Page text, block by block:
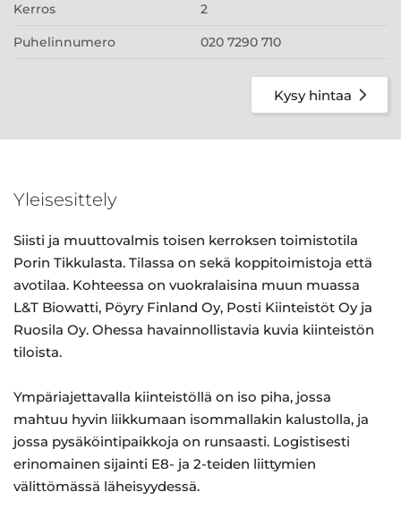
Kerros 2
Puhelinnumero 020 7290 710
Kysy hintaa
Yleisesittely
Siisti ja muuttovalmis toisen kerroksen toimistotila
Porin Tikkulasta. Tilassa on sekä koppitoimistoja että
avotilaa. Kohteessa on vuokralaisina muun muassa
L&T Biowatti, Pöyry Finland Oy, Posti Kiinteistöt Oy ja
Ruosila Oy. Ohessa havainnollistavia kuvia kiinteistön
tiloista.
Ympäriajettavalla kiinteistöllä on iso piha, jossa
mahtuu hyvin liikkumaan isommallakin kalustolla, ja
jossa pysäköintipaikkoja on runsaasti. Logistisesti
erinomainen sijainti E8- ja 2-teiden liittymien
välittömässä läheisyydessä.